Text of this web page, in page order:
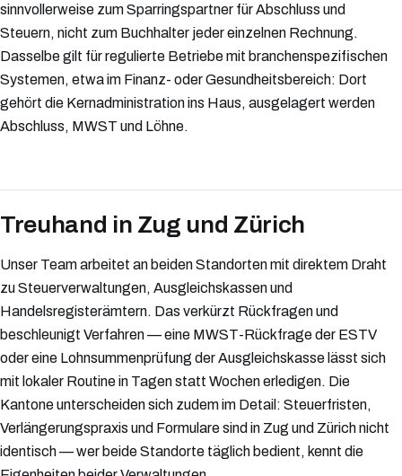
sinnvollerweise zum Sparringspartner für Abschluss und
Steuern, nicht zum Buchhalter jeder einzelnen Rechnung.
Dasselbe gilt für regulierte Betriebe mit branchenspezifischen
Systemen, etwa im Finanz- oder Gesundheitsbereich: Dort
gehört die Kernadministration ins Haus, ausgelagert werden
Abschluss, MWST und Löhne.
Treuhand in Zug und Zürich
Unser Team arbeitet an beiden Standorten mit direktem Draht
zu Steuerverwaltungen, Ausgleichskassen und
Handelsregisterämtern. Das verkürzt Rückfragen und
beschleunigt Verfahren — eine MWST-Rückfrage der ESTV
oder eine Lohnsummenprüfung der Ausgleichskasse lässt sich
mit lokaler Routine in Tagen statt Wochen erledigen. Die
Kantone unterscheiden sich zudem im Detail: Steuerfristen,
Verlängerungspraxis und Formulare sind in Zug und Zürich nicht
identisch — wer beide Standorte täglich bedient, kennt die